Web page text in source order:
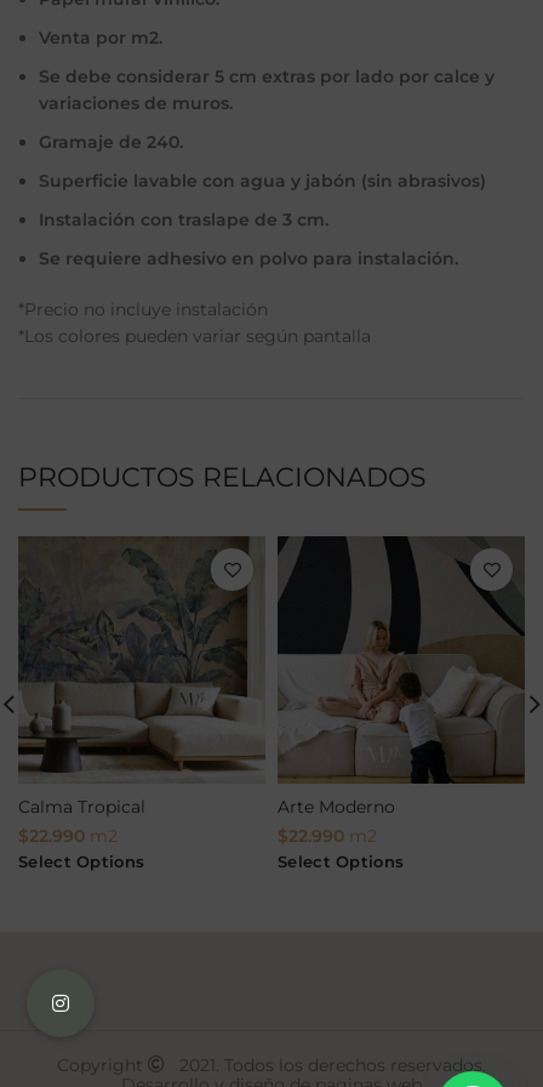
Venta por m2.
Se debe considerar 5 cm extras por lado por calce y
variaciones de muros.
Gramaje de 240.
Superficie lavable con agua y jabón (sin abrasivos)
Instalación con traslape de 3 cm.
Se requiere adhesivo en polvo para instalación.
*Precio no incluye instalación
*Los colores pueden variar según pantalla
PRODUCTOS RELACIONADOS
Calma Tropical
$22.990 m2
Select Options
Arte Moderno
$22.990 m2
Select Options
Copyright
2021. Todos los derechos reservados.